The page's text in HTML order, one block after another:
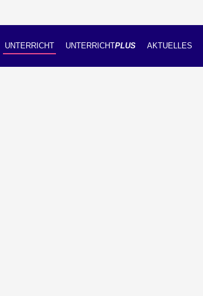
UNTERRICHT UNTERRICHTPLUS AKTUELLES